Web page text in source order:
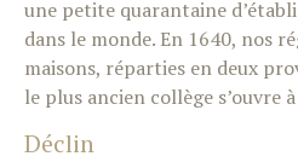
une petite quarantaine
dans le monde. En 1640, nos
maisons, réparties en deux
le plus ancien collège s’ouvre
Déclin